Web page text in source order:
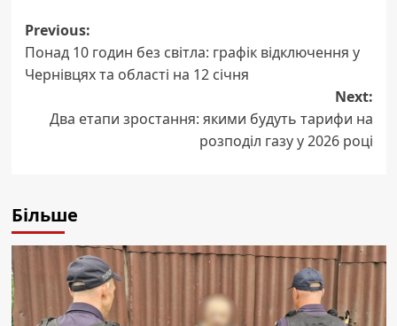
Post
navigation
Previous:
Понад 10 годин без світла: графік відключення у
Чернівцях та області на 12 січня
Next:
Два етапи зростання: якими будуть тарифи на
розподіл газу у 2026 році
Більше